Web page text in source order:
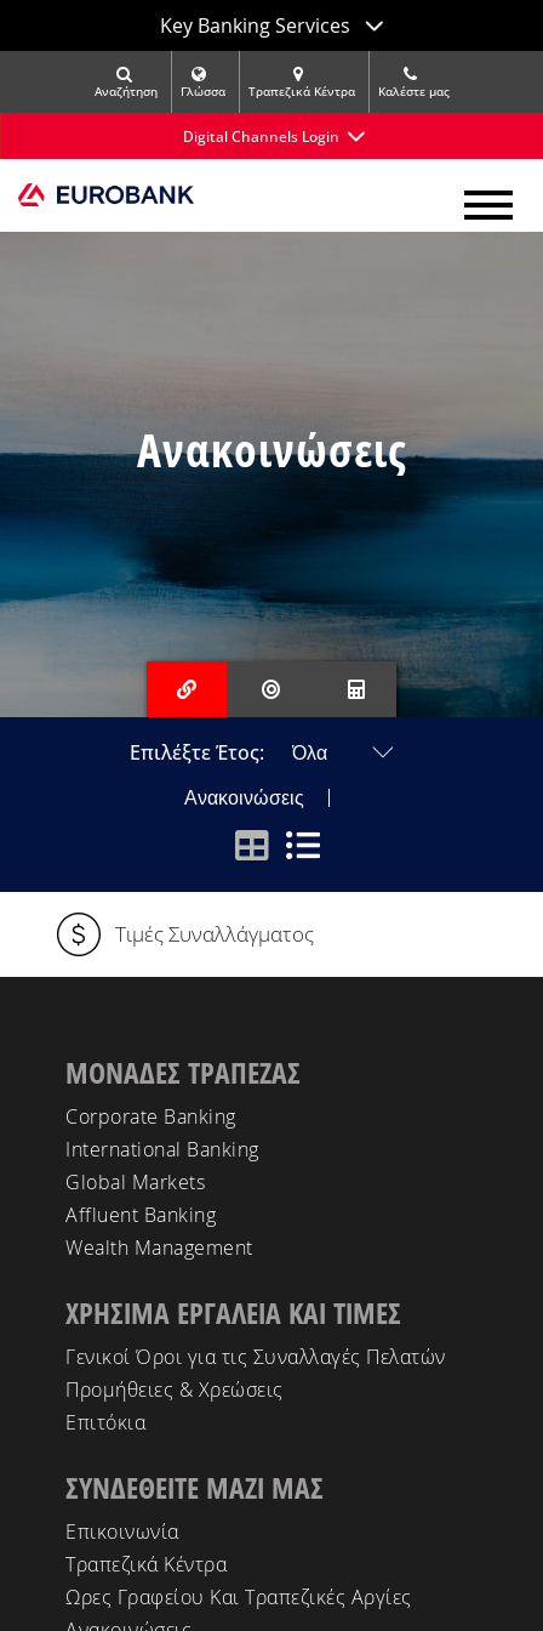
Key Banking Services
Αναζήτηση Γλώσσα Τραπεζικά Κέντρα Kαλέστε μας
Digital Channels Login
Ανακοινώσεις
Επιλέξτε Έτος:
Ανακοινώσεις
Τιμές Συναλλάγματος
ΜΟΝΑΔΕΣ ΤΡΑΠΕΖΑΣ
Corporate Banking
International Banking
Global Markets
Affluent Banking
Wealth Management
ΧΡΗΣΙΜΑ ΕΡΓΑΛΕΙΑ ΚΑΙ ΤΙΜΕΣ
Γενικοί Όροι για τις Συναλλαγές Πελατών
Προμήθειες & Χρεώσεις
Επιτόκια
ΣΥΝΔΕΘΕΙΤΕ ΜΑΖΙ ΜΑΣ
Επικοινωνία
Τραπεζικά Κέντρα
Ωρες Γραφείου Και Τραπεζικές Αργίες